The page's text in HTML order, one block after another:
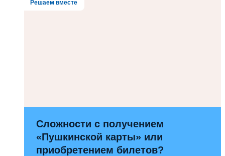
Решаем вместе
Сложности с получением
«Пушкинской карты» или
приобретением билетов?